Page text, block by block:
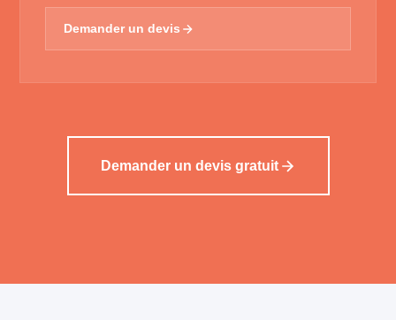
Demander un devis
Demander un devis gratuit